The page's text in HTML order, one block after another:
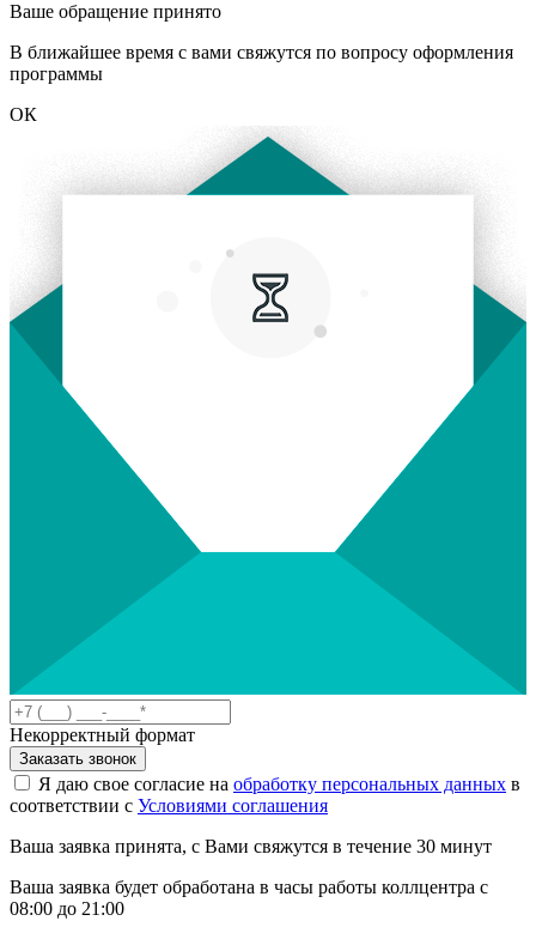
Ваше обращение принято
В ближайшее время с вами свяжутся по вопросу оформления
программы
ОК
Некорректный формат
Заказать звонок
Я даю свое согласие на обработку персональных данных в
соответствии с Условиями соглашения
Ваша заявка принята, с Вами свяжутся в течение 30 минут
Ваша заявка будет обработана в часы работы коллцентра с
08:00 до 21:00